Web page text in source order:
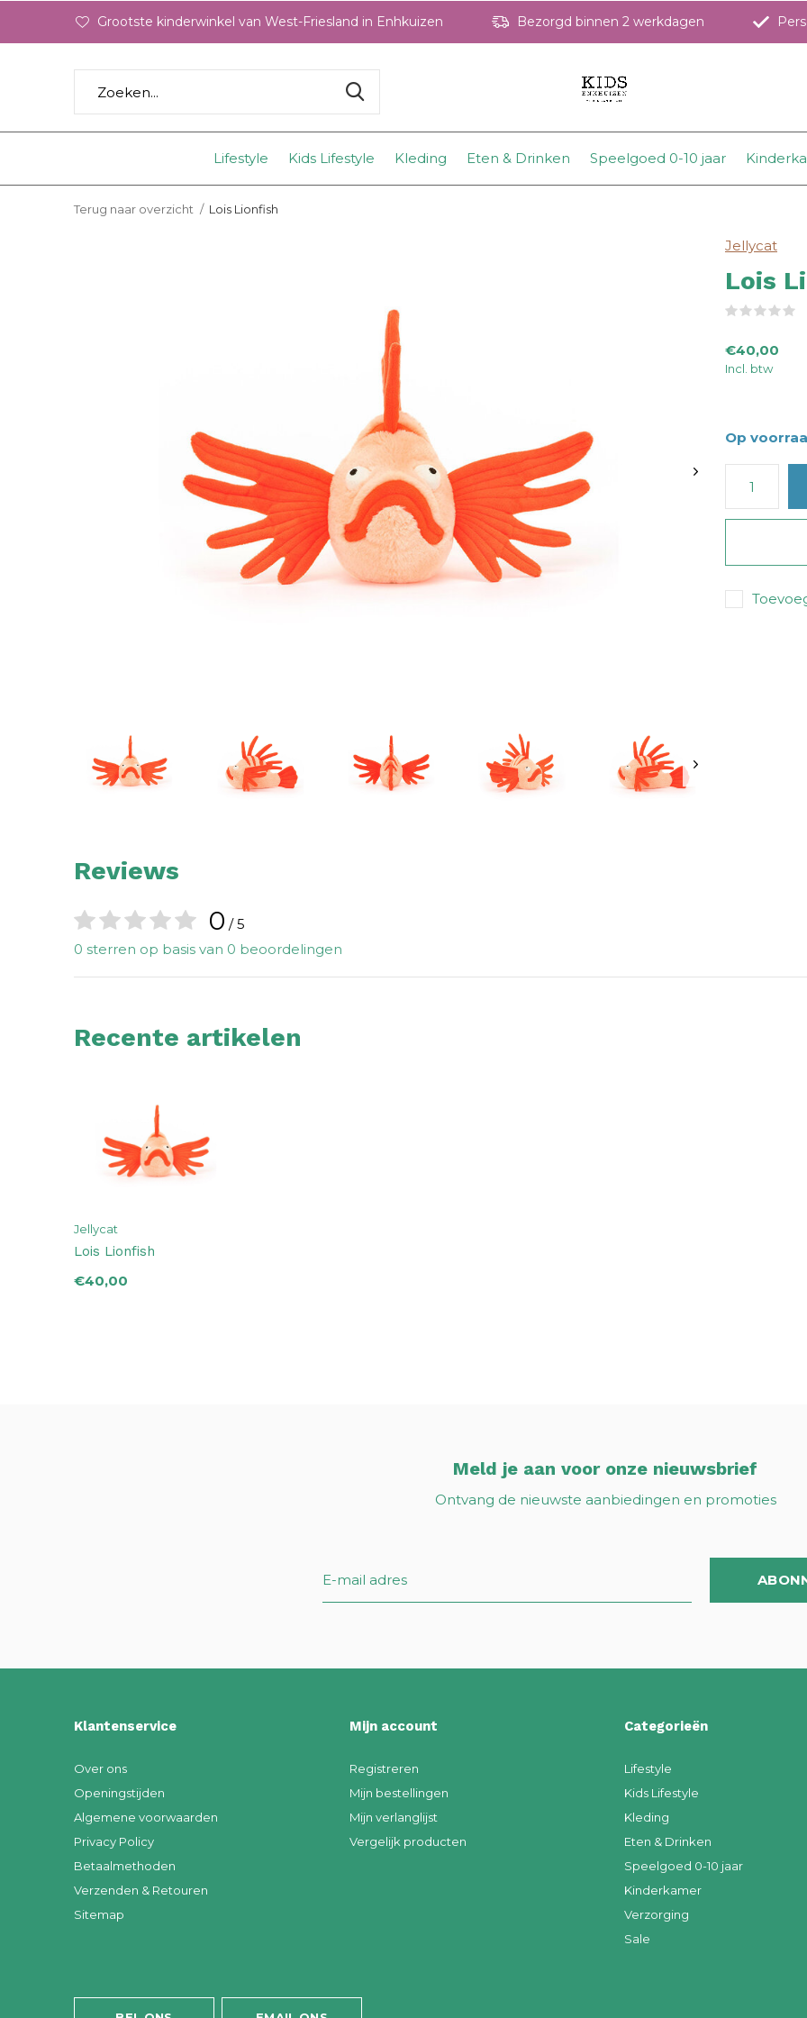
Lifestyle Kids Lifestyle Kleding Eten & Drinken Speelgoed 0-10 jaar
Grootste kinderwinkel van West-Friesland in Enhkuizen Bezorgd binnen 2 werkdagen
Terug naar overzicht Lois Lionfish
Jellycat
Lois
€40,00
Incl. btw
Op
Reviews
0 / 5
0 sterren op basis van 0 beoordelingen
Recente artikelen
Jellycat
Lois Lionfish
€40,00
Meld je aan voor onze nieuwsbrief
Ontvang de nieuwste aanbiedingen en promoties
Klantenservice
Over ons
Openingstijden
Algemene voorwaarden
Privacy Policy
Betaalmethoden
Verzenden & Retouren
Sitemap
Mijn account
Registreren
Mijn bestellingen
Mijn verlanglijst
Vergelijk producten
Categorieën
Lifestyle
Kids Lifestyle
Kleding
Eten & Drinken
Speelgoed 0-10 jaar
Kinderkamer
Verzorging
Sale